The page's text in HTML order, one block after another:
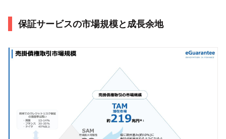
保証サービスの市場規模と成長余地